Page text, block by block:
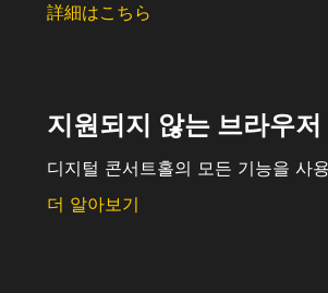
詳細はこちら
지원되지 않는 브라우
디지털 콘서트홀의 모든 기능을 사
더 알아보기